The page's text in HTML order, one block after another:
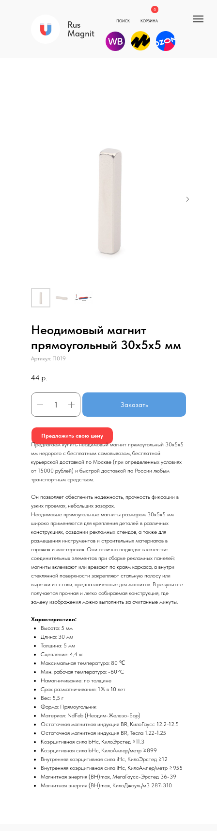
Rus
Magnit
КОРЗИНА
0
ПОИСК
Неодимовый магнит
прямоугольный 30х5х5 мм
Артикул: П019
44 р.
Заказать
Предложить свою цену
Предлагаем купить неодимовый магнит прямоугольный 30х5х5
мм недорого с бесплатным самовывозом, бесплатной
курьерской доставкой по Москве (при определенных условиях
от 15000 рублей) и быстрой доставкой по России любым
транспортным средством.
Он позволяет обеспечить надежность, прочность фиксации в
узких проемах, небольших зазорах.
Неодимовые прямоугольные магниты размером 30х5х5 мм
широко применяются для крепления деталей в различных
конструкциях, создании рекламных стендов, а также для
размещения инструментов и строительных материалов в
гаражах и мастерских. Они отлично подходят в качестве
соединительных элементов при сборке рекламных панелей:
магниты вклеивают или врезают по краям каркаса, а внутри
стеклянной поверхности закрепляют стальную полосу или
вырезки из стали, предназначенные для магнитов. В результате
получается прочная и легко собираемая конструкция, где
замену изображения можно выполнить за считанные минуты.
Характеристики:
Высота: 5 мм
Длина: 30 мм
Толщина: 5 мм
Сцепление: 4,4 кг
Максимальная температура: 80 ℃
Мин. рабочая температура: -60°C
Намагничивание: по толщине
Срок размагничивания: 1% в 10 лет
Вес: 5,5 г
Форма: Прямоугольник
Материал: NdFeb (Неодим-Железо-Бор)
Остаточная магнитная индукция BR, КилоГаусс 12.2-12.5
Остаточная магнитная индукция BR, Тесла 1.22-1.25
Коэрцитивная сила bHc, КилоЭрстед ≥11.3
Коэрцитивная сила bHc, КилоАмпер/метр ≥899
Внутренняя коэрцитивная сила iHc, КилоЭрстед ≥12
Внутренняя коэрцитивная сила iHc, КилоАмпер/метр ≥955
Магнитная энергия (BH)max, МегаГаусс-Эрстед 36-39
Магнитная энергия (BH)max, КилоДжоуль/м3 287-310